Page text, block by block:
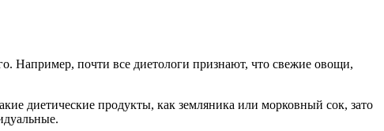
Например, почти все диетологи признают, что свежие овощи,
диетические продукты, как земляника или морковный сок, зато